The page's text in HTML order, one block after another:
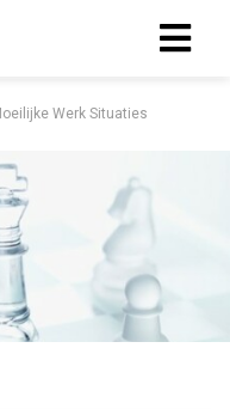
Werk Situaties